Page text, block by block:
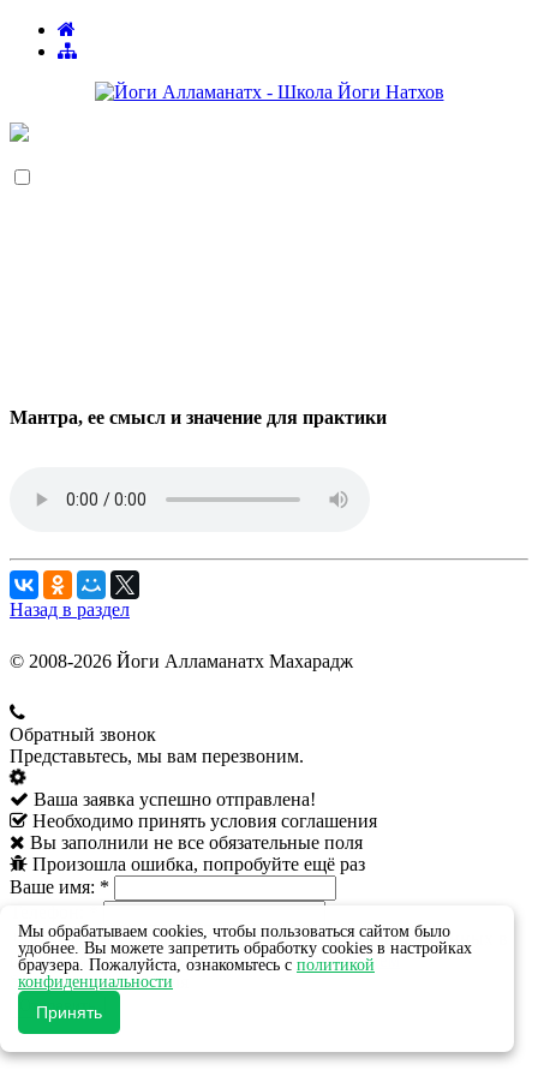
Мантра, ее смысл и значение для практики
Назад в раздел
© 2008-2026 Йоги Алламанатх Махарадж
Обратный звонок
Представьтесь, мы вам перезвоним.
Ваша заявка успешно отправлена!
Необходимо принять условия соглашения
Вы заполнили не все обязательные поля
Произошла ошибка, попробуйте ещё раз
Ваше имя: *
Даю своё согласие на обработку персональных данных в
соответствии спользовательским соглашением
* - обязательные поля
Мы обрабатываем cookies, чтобы пользоваться сайтом было
удобнее. Вы можете запретить обработку cookies в настройках
браузера. Пожалуйста, ознакомьтесь с политикой
конфиденциальности
Принять